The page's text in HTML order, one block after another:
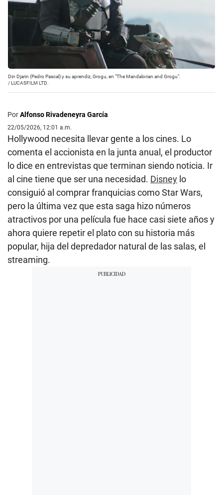
Din Djarin (Pedro Pascal) y su aprendiz, Grogu, en "The Mandalorian and Grogu".
/LUCASFILM LTD.
PorAlfonso Rivadeneyra García
22/05/2026, 12:01 a.m.
Hollywood necesita llevar gente a los cines. Lo
comenta el accionista en la junta anual, el productor
lo dice en entrevistas que terminan siendo noticia. Ir
al cine tiene que ser una necesidad. Disney lo
consiguió al comprar franquicias como Star Wars,
pero la última vez que esta saga hizo números
atractivos por una película fue hace casi siete años y
ahora quiere repetir el plato con su historia más
popular, hija del depredador natural de las salas, el
streaming.